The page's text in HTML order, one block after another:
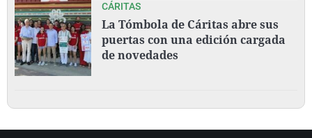
CÁRITAS
La Tómbola de Cáritas abre sus
puertas con una edición cargada
de novedades